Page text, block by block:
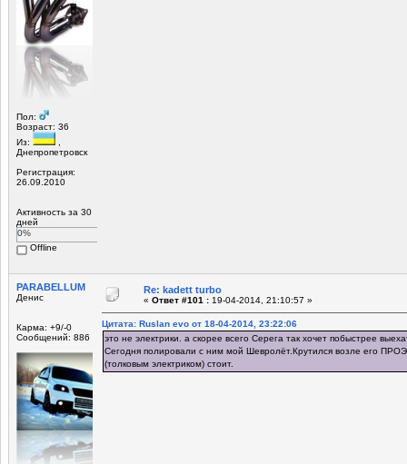
Пол:
Возраст: 36
Из:
Днепропетровск
Регистрация:
26.09.2010
Активность за 30
дней
0%
Offline
PARABELLUM
Денис
Карма: +9/-0
Сообщений: 886
Re: kadett turbo
« Ответ #101 : 19-04-2014, 21:10:57 »
Цитата: Ruslan evo от 18-04-2014, 23:22:06
это не электрики. а скорее всего Серега так хочет побыстрее
Сегодня полировали с ним мой Шевролёт.Крутился возле его
(толковым электриком) стоит.